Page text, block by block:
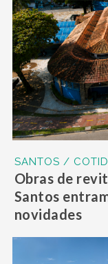
SANTOS /
Obras de
Santos
novidades